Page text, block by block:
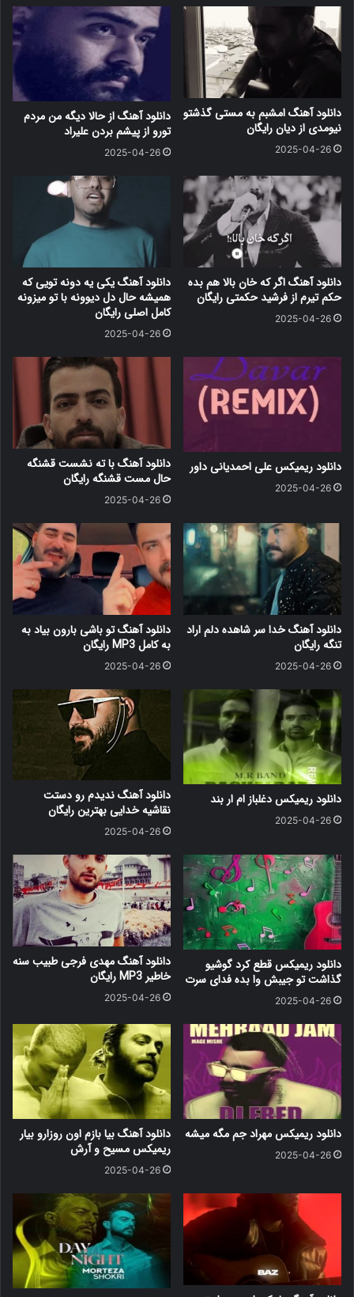
دانلود آهنگ امشبم به مستی گذشتو
نیومدی از دیان رایگان
2025-04-26
دانلود آهنگ از حالا دیگه من مردم
تورو از پیشم بردن علیراد
2025-04-26
دانلود آهنگ اگر که خان بالا هم بده
حکم تیرم از فرشید حکمتی رایگان
2025-04-26
دانلود آهنگ یکی یه دونه تویی که
همیشه حال دل دیوونه با تو میزونه
کامل اصلی رایگان
2025-04-26
دانلود ریمیکس علی احمدیانی داور
2025-04-26
دانلود آهنگ با ته نشست قشنگه
حال مست قشنگه رایگان
2025-04-26
دانلود آهنگ خدا سر شاهده دلم اراد
تنگه رایگان
2025-04-26
دانلود آهنگ ﺗﻮ ﺑﺎﺷﻰ ﺑﺎرون ﺑﻴﺎد ﺑﻪ
ﺑﻪ کامل MP3 رایگان
2025-04-26
دانلود ریمیکس دغلباز ام ار بند
2025-04-26
دانلود آهنگ ندیدم رو دستت
نقاشیه خدایی بهترین رایگان
2025-04-26
دانلود ریمیکس قطع کرد گوشیو
گذاشت تو جیبش وا بده فدای سرت
2025-04-26
دانلود آهنگ مهدی فرجی طبیب سنه
خاطیر MP3 رایگان
2025-04-26
دانلود ریمیکس مهراد جم مگه میشه
2025-04-26
دانلود آهنگ بیا بازم اون روزارو بیار
ریمیکس مسیح و آرش
2025-04-26